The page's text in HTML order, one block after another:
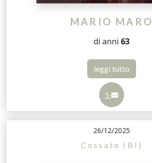
MARIO MARO
di anni 63
leggi tutto
5
26/12/2025
Cossato (BI)